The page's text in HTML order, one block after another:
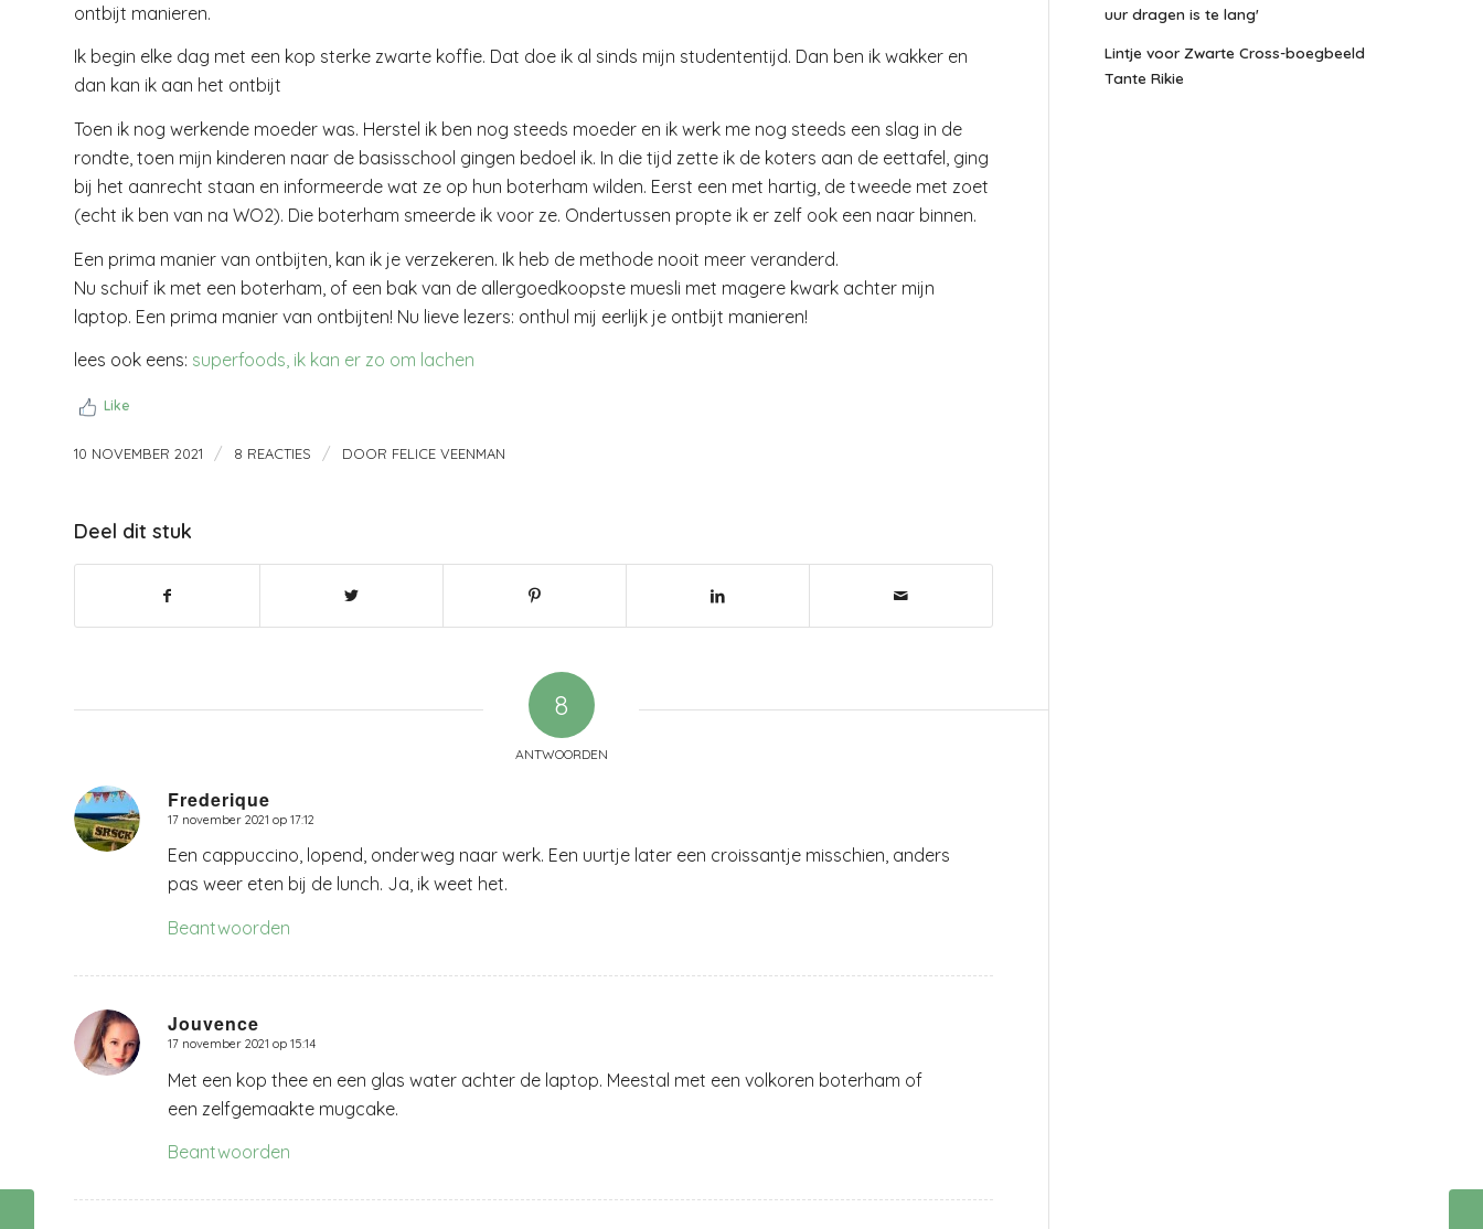
ontbijt manieren.
Ik begin elke dag met een kop sterke zwarte koffie. Dat doe ik al sinds mijn studententijd. Dan ben ik wakker en
dan kan ik aan het ontbijt
Toen ik nog werkende moeder was. Herstel ik ben nog steeds moeder en ik werk me nog steeds een slag in de
rondte, toen mijn kinderen naar de basisschool gingen bedoel ik. In die tijd zette ik de koters aan de eettafel, ging
bij het aanrecht staan en informeerde wat ze op hun boterham wilden. Eerst een met hartig, de tweede met zoet
(echt ik ben van na WO2). Die boterham smeerde ik voor ze. Ondertussen propte ik er zelf ook een naar binnen.
Een prima manier van ontbijten, kan ik je verzekeren. Ik heb de methode nooit meer veranderd.
Nu schuif ik met een boterham, of een bak van de allergoedkoopste muesli met magere kwark achter mijn
laptop. Een prima manier van ontbijten! Nu lieve lezers: onthul mij eerlijk je ontbijt manieren!
lees ook eens: superfoods, ik kan er zo om lachen
Like
10 NOVEMBER 2021 / 8 REACTIES / DOOR FELICE VEENMAN
Deel dit stuk
8
ANTWOORDEN
Frederique
zegt:
17 november 2021 op 17:12
Een cappuccino, lopend, onderweg naar werk. Een uurtje later een croissantje misschien, anders
pas weer eten bij de lunch. Ja, ik weet het.
Beantwoorden
Jouvence
zegt:
17 november 2021 op 15:14
Met een kop thee en een glas water achter de laptop. Meestal met een volkoren boterham of
een zelfgemaakte mugcake.
Beantwoorden
uur dragen is te lang'
Lintje voor Zwarte Cross-boegbeeld
Tante Rikie